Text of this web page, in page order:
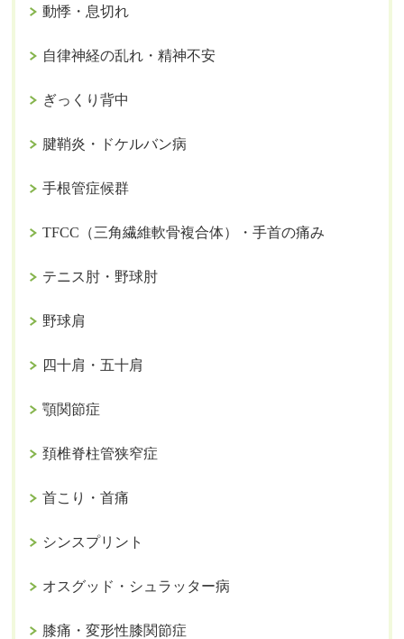
動悸・息切れ
自律神経の乱れ・精神不安
ぎっくり背中
腱鞘炎・ドケルバン病
手根管症候群
TFCC（三角繊維軟骨複合体）・手首の痛み
テニス肘・野球肘
野球肩
四十肩・五十肩
顎関節症
頚椎脊柱管狭窄症
首こり・首痛
シンスプリント
オスグッド・シュラッター病
膝痛・変形性膝関節症